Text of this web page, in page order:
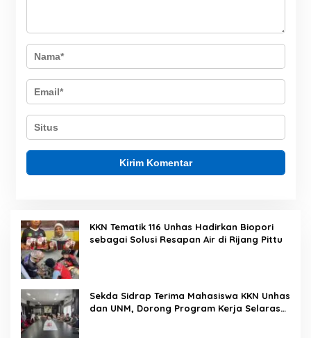
KKN Tematik 116 Unhas Hadirkan Biopori
sebagai Solusi Resapan Air di Rijang Pittu
Sekda Sidrap Terima Mahasiswa KKN Unhas
dan UNM, Dorong Program Kerja Selaras